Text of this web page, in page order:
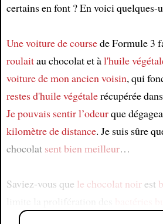
certains en font ? En voici quelques-
Une voiture de coursede Formule 3
roulaitau chocolat et àl'huile
voiture de mon ancien voisin, qui
restes d'huile végétalerécupérée
Je pouvais sentir l’odeurque
kilomètre de distance. Je suis sûre
chocolat sent bien meilleur…
Saviez-vous que le chocolat noirest